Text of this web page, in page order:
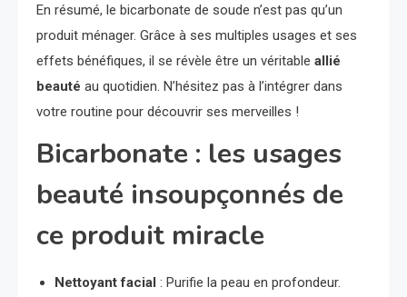
En résumé, le bicarbonate de soude n’est pas qu’un
produit ménager. Grâce à ses multiples usages et ses
effets bénéfiques, il se révèle être un véritable allié
beauté au quotidien. N’hésitez pas à l’intégrer dans
votre routine pour découvrir ses merveilles !
Bicarbonate : les usages
beauté insoupçonnés de
ce produit miracle
Nettoyant facial : Purifie la peau en profondeur.